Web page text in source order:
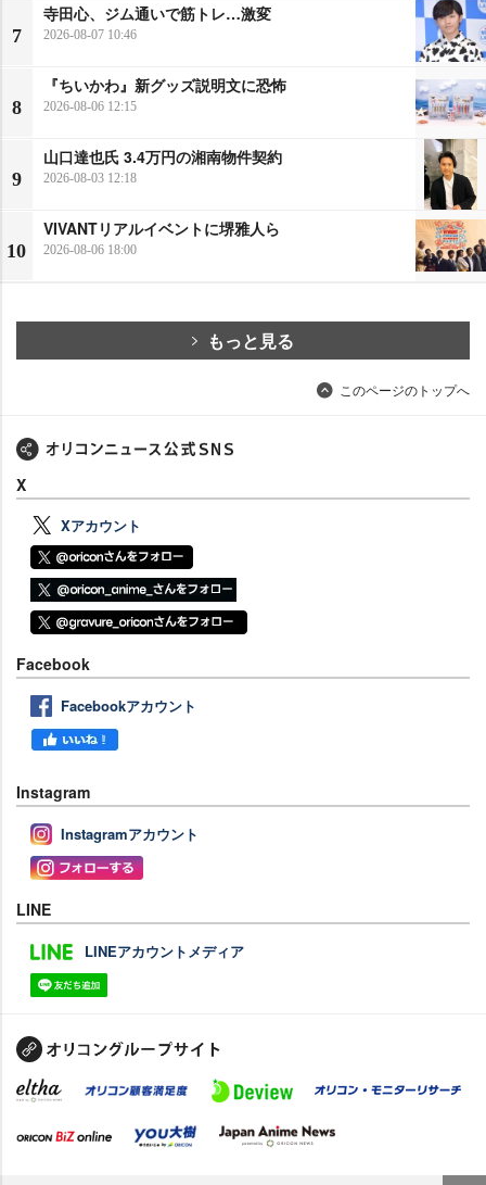
7
寺田心、ジム通いで筋トレ…激変
2026-08-07 10:46
8
『ちいかわ』新グッズ説明文に恐怖
2026-08-06 12:15
9
山口達也氏 3.4万円の湘南物件契約
2026-08-03 12:18
10
VIVANTリアルイベントに堺雅人ら
2026-08-06 18:00
もっと見る
このページのトップへ
X
Xアカウント
Facebook
Facebookアカウント
Instagram
Instagramアカウント
LINE
LINEアカウントメディア